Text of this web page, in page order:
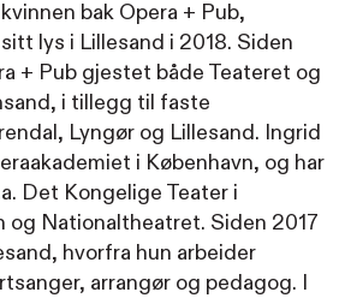
bak Opera + Pub,
lys i Lillesand i 2018. Siden
+ Pub gjestet både Teateret og
i tillegg til faste
Lyngør og Lillesand. Ingrid
i København, og har
Det Kongelige Teater i
og Nationaltheatret. Siden 2017
hvorfra hun arbeider
arrangør og pedagog. I